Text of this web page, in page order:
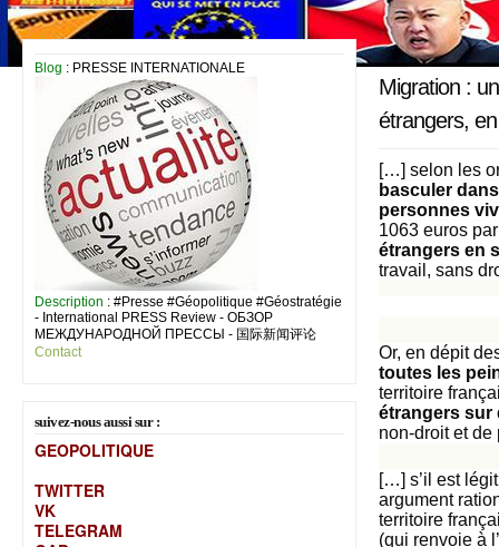
Blog : PRESSE INTERNATIONALE
Description : #Presse #Géopolitique #Géostratégie
- International PRESS Review - ОБЗОР
МЕЖДУНАРОДНОЙ ПРЕССЫ - 国际新闻评论
Contact
suivez-nous aussi sur :
GEOPOLITIQUE
TWITTER
VK
TELEGRAM
18 décembre 2020
Migration :
étrangers,
[…] selon les
basculer
personnes
1063 euros
étrangers en
travail, sans
Or, en dépit
toutes les
territoire
étrangers sur
non-droit et de
[…] s’il est
argument
territoire
(qui renvoie à